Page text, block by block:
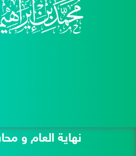
نهاية العام و